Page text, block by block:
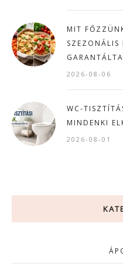
MIT
SZEZONÁLIS
2026-08-06
WC-
MINDENKI
2026-08-01